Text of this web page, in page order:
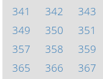
341
342 343
349
350 351
357
358 359
365
366 367